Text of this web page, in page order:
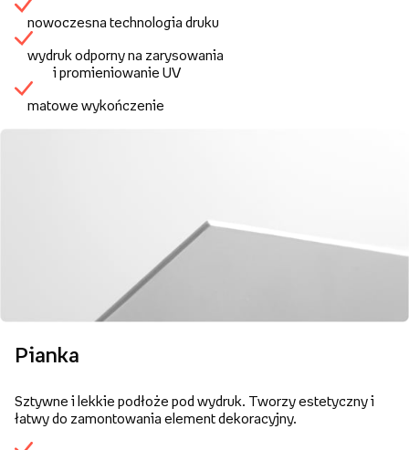
nowoczesna technologia druku
wydruk odporny na zarysowania
i promieniowanie UV
matowe wykończenie
Pianka
Sztywne i lekkie podłoże pod wydruk. Tworzy estetyczny i
łatwy do zamontowania element dekoracyjny.